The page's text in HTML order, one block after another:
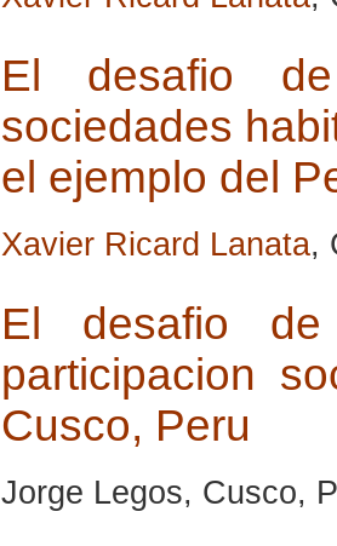
El desafio
sociedades
el ejemplo del
Xavier Ricard Lanata,
El desafio
participacion
Cusco, Peru
Jorge Legos, Cusco,